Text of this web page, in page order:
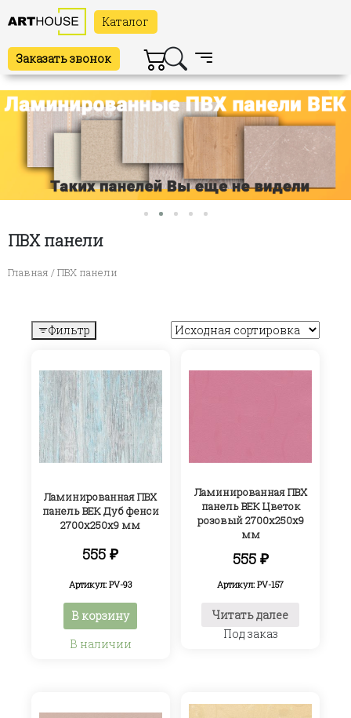
Каталог
Заказать звонок
ПВХ панели
Главная / ПВХ панели
Фильтр
Ламинированная ПВХ
панель ВЕК Дуб фенси
2700х250х9 мм
555₽
Артикул: PV-93
В корзину
В наличии
Ламинированная ПВХ
панель ВЕК Цветок
розовый 2700х250х9
мм
555 ₽
Артикул: PV-157
Читать далее
Под заказ